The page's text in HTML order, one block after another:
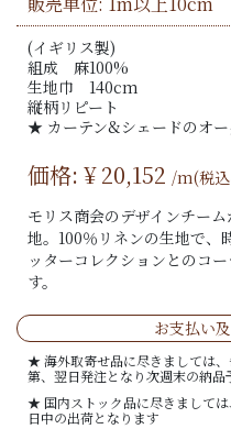
(イギリス製)
組成 麻100%
生地巾 140cm
縦柄リピート
★ カーテン&シェードのオー
価格: ¥20,152 /m(税
モリス商会のデザインチー
地。100％リネンの生地で、
ッターコレクションとのコ
す。
お支払い
★ 海外取寄せ品に尽きましては
第、翌日発注となり次週末の納品
★ 国内ストック品に尽きまして
日中の出荷となります